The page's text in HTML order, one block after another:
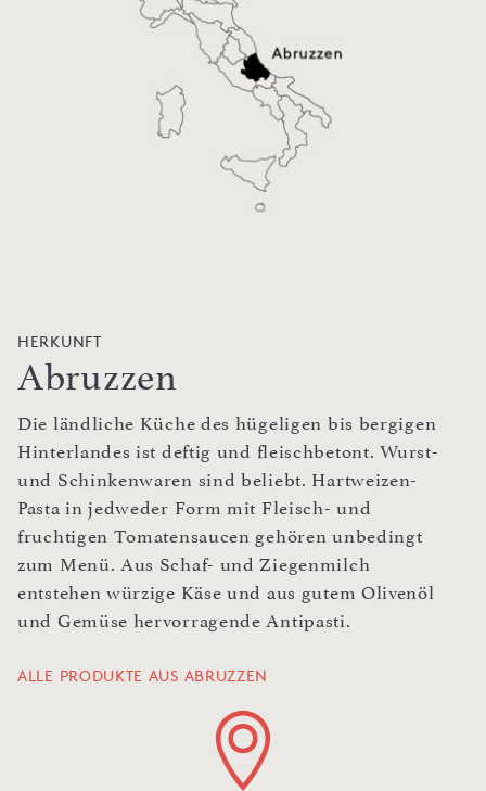
HERKUNFT
Abruzzen
Die ländliche Küche des hügeligen bis bergigen
Hinterlandes ist deftig und fleischbetont. Wurst-
und Schinkenwaren sind beliebt. Hartweizen-
Pasta in jedweder Form mit Fleisch- und
fruchtigen Tomatensaucen gehören unbedingt
zum Menü. Aus Schaf- und Ziegenmilch
entstehen würzige Käse und aus gutem Olivenöl
und Gemüse hervorragende Antipasti.
ALLE PRODUKTE AUS ABRUZZEN